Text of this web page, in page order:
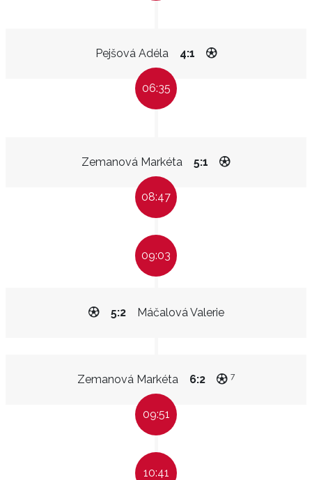
Pejšová Adéla 4:1
06:35
Zemanová Markéta 5:1
08:47
09:03
Máčalová Valerie
5:2
Zemanová Markéta 6:2 7
09:51
10:41